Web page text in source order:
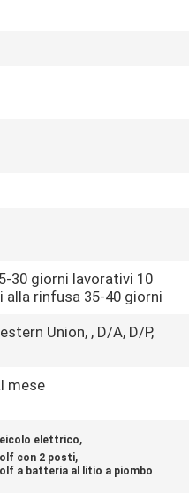
30 giorni lavorativi 10
alla rinfusa 35-40 giorni
Union, , D/A, D/P,
mese
elettrico,
con 2 posti,
a batteria al litio a piombo